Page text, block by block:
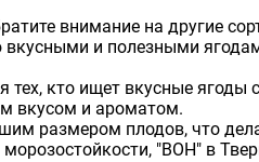
внимание на другие
и полезными
кто ищет вкусные
вкусом и ароматом.
размером плодов, что
морозостойкости, "ВОН" в